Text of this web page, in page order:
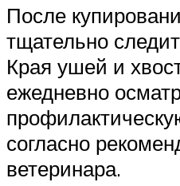
После
тщательно
Края ушей и
ежедневно
согласно
ветеринара.